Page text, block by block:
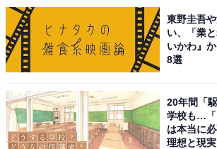
雷やエイズなどに関する慈善活動を通
な変化を起こし、政治さえも動かしま
東野圭吾
い、「業
いかわ』
8選
20年間「
学校も…「
は本当に
理想と現実